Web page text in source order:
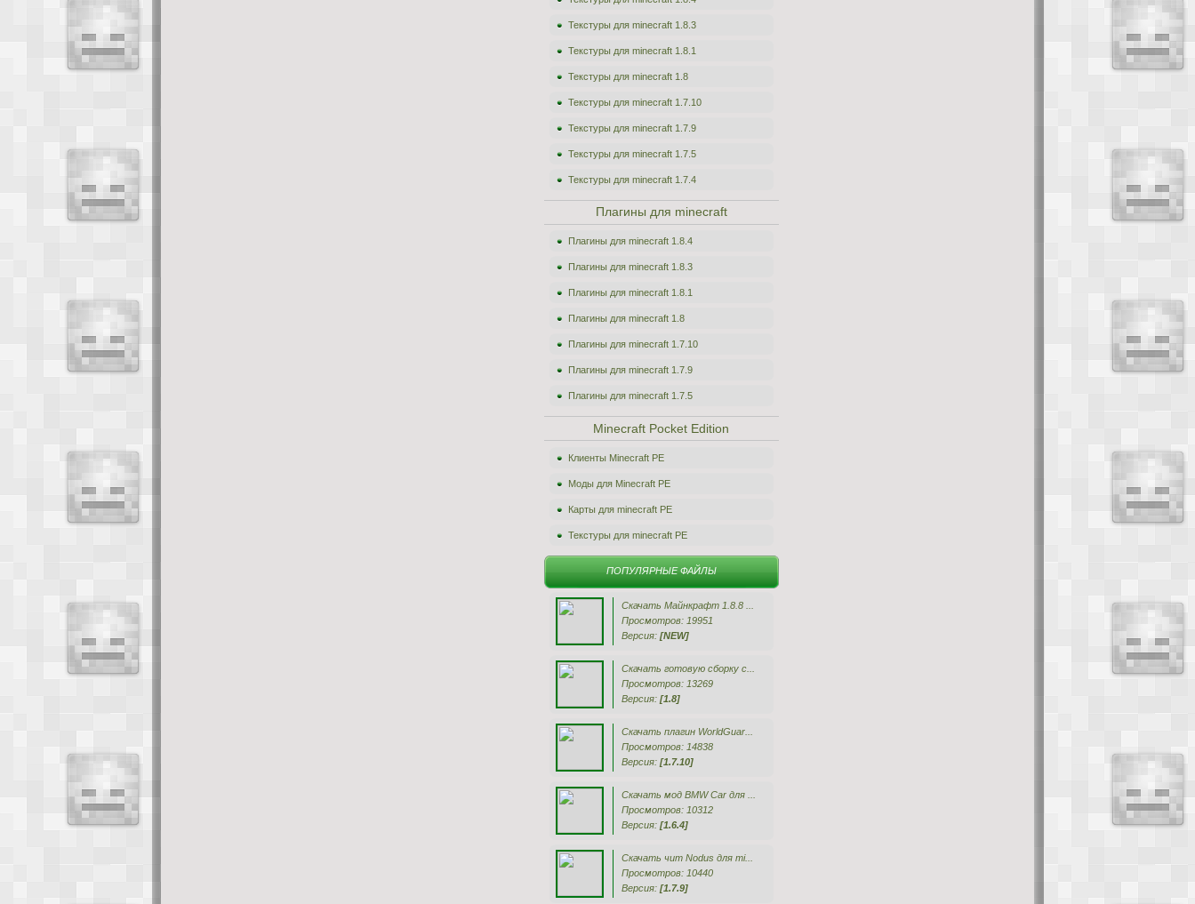
Текстуры для minecraft 1.8.3
Текстуры для minecraft 1.8.1
Текстуры для minecraft 1.8
Текстуры для minecraft 1.7.10
Текстуры для minecraft 1.7.9
Текстуры для minecraft 1.7.5
Текстуры для minecraft 1.7.4
Плагины для minecraft
Плагины для minecraft 1.8.4
Плагины для minecraft 1.8.3
Плагины для minecraft 1.8.1
Плагины для minecraft 1.8
Плагины для minecraft 1.7.10
Плагины для minecraft 1.7.9
Плагины для minecraft 1.7.5
Minecraft Pocket Edition
Клиенты Minecraft PE
Моды для Minecraft PE
Карты для minecraft PE
Текстуры для minecraft PE
ПОПУЛЯРНЫЕ ФАЙЛЫ
Скачать Майнкрафт 1.8.8 ...
Просмотров: 19951
Версия: [NEW]
Скачать готовую сборку с...
Просмотров: 13269
Версия: [1.8]
Скачать плагин WorldGuar...
Просмотров: 14838
Версия: [1.7.10]
Скачать мод BMW Car для ...
Просмотров: 10312
Версия: [1.6.4]
Скачать чит Nodus для mi...
Просмотров: 10440
Версия: [1.7.9]